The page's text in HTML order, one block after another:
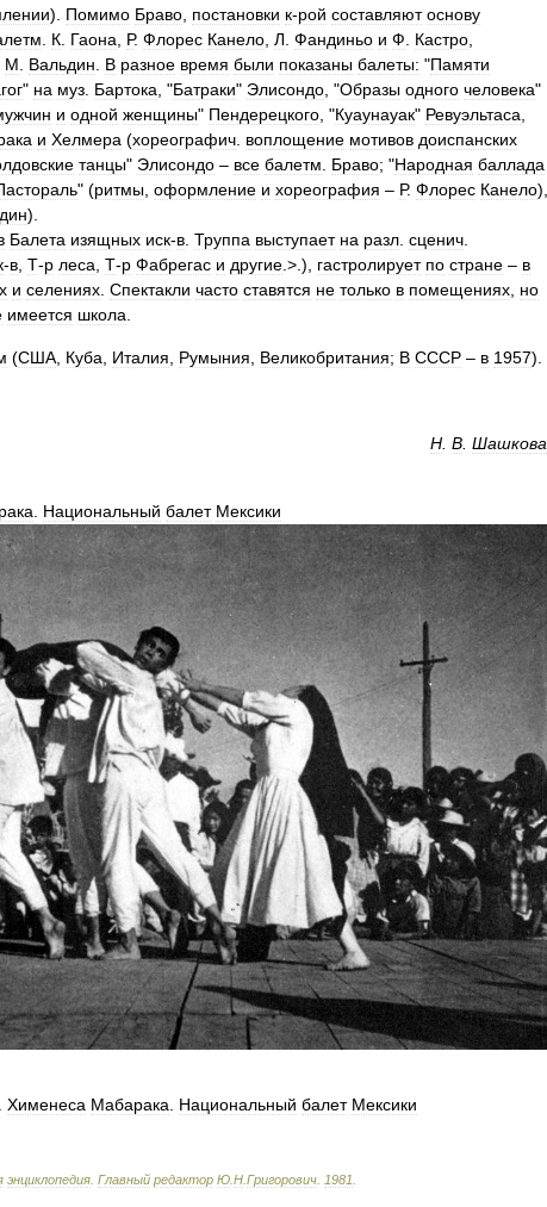
). Помимо Браво постановки к-рой составляют основу
К Гаона Р. Флорес Канело Л Фандиньо и Ф Кастро
М Вальдин В разное время были показаны балеты: "Памяти
" на муз Бартока , "Батраки" Элисондо , "Образы одного человека"
и одной женщины" Пендерецкого , "Куаунауак" Ревуэльтаса
и Хелмера (хореографич воплощение мотивов доиспанских
танцы" Элисондо – все балетм Браво; "Народная баллада
" (ритмы оформление и хореография – Р. Флорес Канело),
).
Балета изящных иск-в Труппа выступает на разл сценич
-в Т-р леса Т-р Фабрегас и другие .>.), гастролирует по стране – в
и селениях Спектакли часто ставятся не только в помещениях но
имеется школа
(США Куба Италия Румыния Великобритания; В СССР – в 1957).
Н В Шашкова
Национальный балет Мексики
Хименеса Мабарака Национальный балет Мексики
энциклопедия Главный редактор Ю Н Григорович 1981